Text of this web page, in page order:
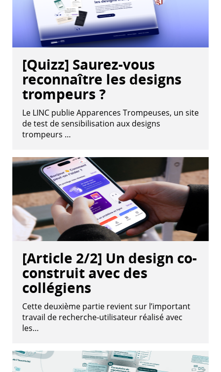
[Quizz] Saurez-vous
reconnaître les designs
trompeurs ?
Le LINC publie Apparences Trompeuses, un site
de test de sensibilisation aux designs
trompeurs …
[Article 2/2] Un design co-
construit avec des
collégiens
Cette deuxième partie revient sur l’important
travail de recherche-utilisateur réalisé avec
les…